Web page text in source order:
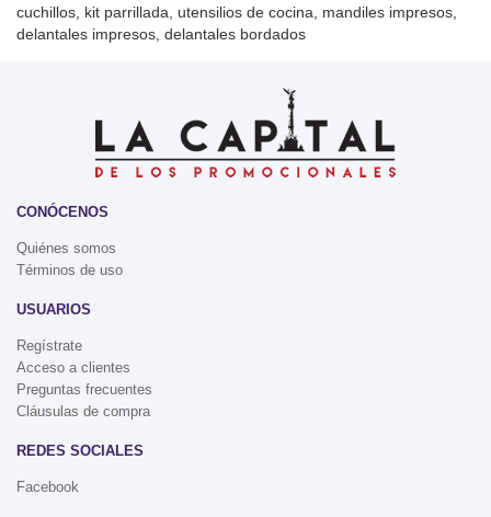
cuchillos, kit parrillada, utensilios de cocina, mandiles impresos,
delantales impresos, delantales bordados
CONÓCENOS
Quiénes somos
Términos de uso
USUARIOS
Regístrate
Acceso a clientes
Preguntas frecuentes
Cláusulas de compra
REDES SOCIALES
Facebook